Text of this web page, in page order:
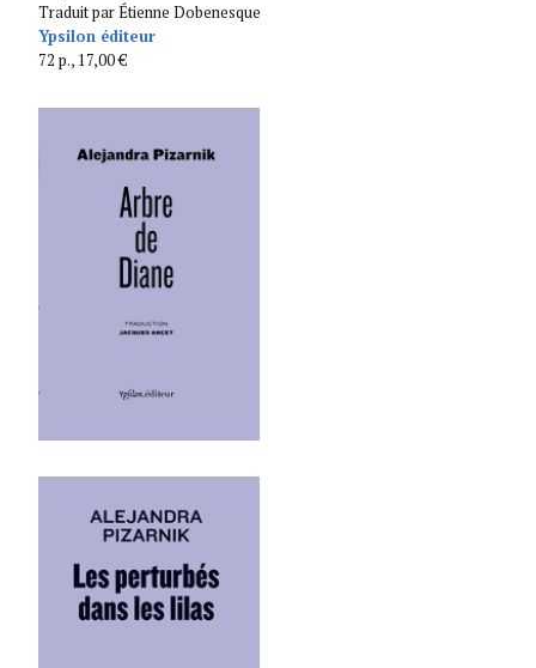
Traduit par Étienne Dobenesque
Ypsilon éditeur
72 p., 17,00 €